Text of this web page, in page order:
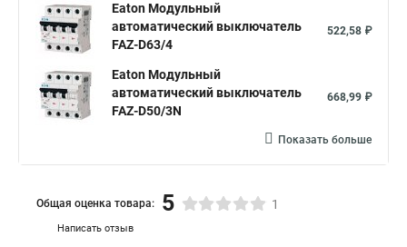
Eaton Модульный
автоматический выключатель
FAZ-D63/4
522,58 ₽
Eaton Модульный
автоматический выключатель
FAZ-D50/3N
668,99 ₽
Показать больше
Написать отзыв
Общая оценка товара: 5 1